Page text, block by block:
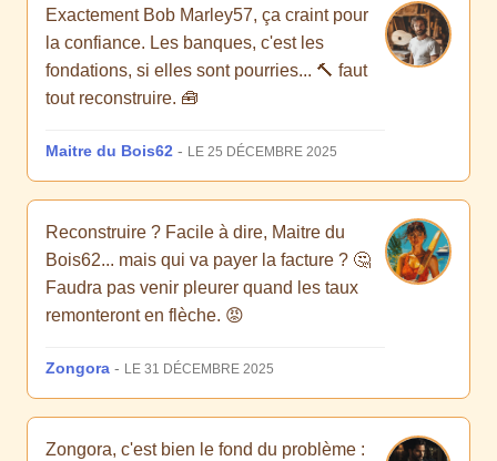
Exactement Bob Marley57, ça craint pour
la confiance. Les banques, c'est les
fondations, si elles sont pourries... 🔨 faut
tout reconstruire. 🧰
Maitre du Bois62 - LE 25 DÉCEMBRE 2025
Reconstruire ? Facile à dire, Maitre du
Bois62... mais qui va payer la facture ? 🤔
Faudra pas venir pleurer quand les taux
remonteront en flèche. 😡
Zongora - LE 31 DÉCEMBRE 2025
Zongora, c'est bien le fond du problème :